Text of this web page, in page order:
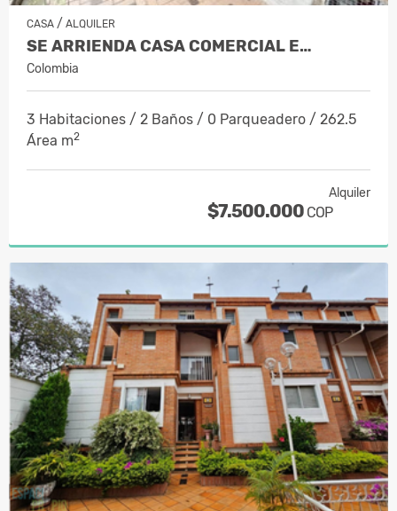
CASA / ALQUILER
SE ARRIENDA CASA COMERCIAL E…
Colombia
3 Habitaciones / 2 Baños / 0 Parqueadero / 262.5
Área m2
Alquiler
$7.500.000 COP